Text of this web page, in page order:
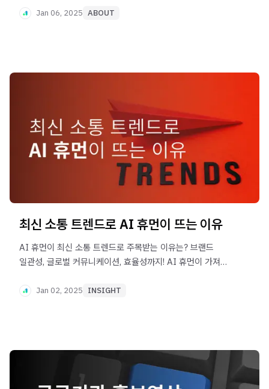
Jan 06, 2025 ABOUT
최신 소통 트렌드로 AI 휴먼이 뜨는 이유
AI 휴먼이 최신 소통 트렌드로 주목받는 이유는? 브랜드
일관성, 글로벌 커뮤니케이션, 효율성까지! AI 휴먼이 가져올
Jan 02, 2025 INSIGHT